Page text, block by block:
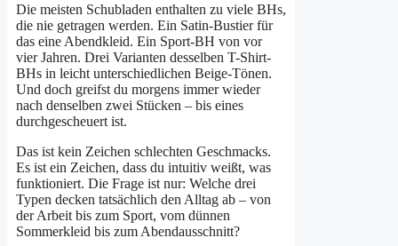
Die meisten Schubladen enthalten zu viele BHs,
die nie getragen werden. Ein Satin-Bustier für
das eine Abendkleid. Ein Sport-BH von vor
vier Jahren. Drei Varianten desselben T-Shirt-
BHs in leicht unterschiedlichen Beige-Tönen.
Und doch greifst du morgens immer wieder
nach denselben zwei Stücken – bis eines
durchgescheuert ist.
Das ist kein Zeichen schlechten Geschmacks.
Es ist ein Zeichen, dass du intuitiv weißt, was
funktioniert. Die Frage ist nur: Welche drei
Typen decken tatsächlich den Alltag ab – von
der Arbeit bis zum Sport, vom dünnen
Sommerkleid bis zum Abendausschnitt?